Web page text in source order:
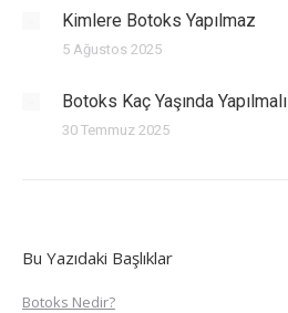
Kimlere Botoks Yapılmaz
5 Ağustos 2025
Botoks Kaç Yaşında Yapılmalı
30 Temmuz 2025
Bu Yazıdaki Başlıklar
Botoks Nedir?